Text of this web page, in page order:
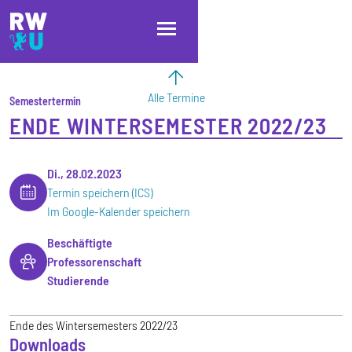
Direkt zum Inhalt
Direkt zur Hauptnavigation
Direkt zum Fußbereich
Alle Termine
Semestertermin
ENDE WINTERSEMESTER 2022/23
Di., 28.02.2023
Termin speichern (ICS)
Im Google-Kalender speichern
Beschäftigte
Professorenschaft
Studierende
Ende des Wintersemesters 2022/23
Downloads